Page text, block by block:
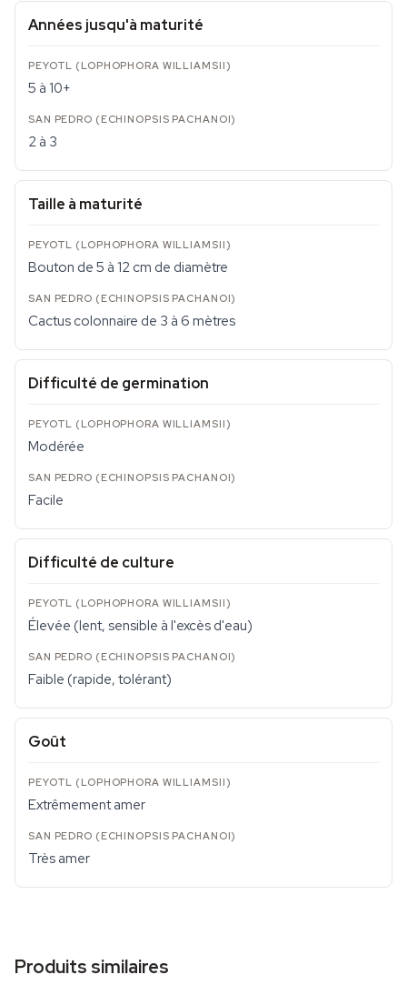
Années jusqu'à maturité
5 à 10+
2 à 3
Taille à maturité
Bouton de 5 à 12 cm de diamètre
Cactus colonnaire de 3 à 6 mètres
Difficulté de germination
Modérée
Facile
Difficulté de culture
Élevée (lent, sensible à l'excès d'eau)
Faible (rapide, tolérant)
Goût
Extrêmement amer
Très amer
Produits similaires